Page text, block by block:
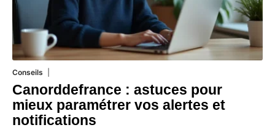
Conseils
Canorddefrance : astuces pour
mieux paramétrer vos alertes et
notifications